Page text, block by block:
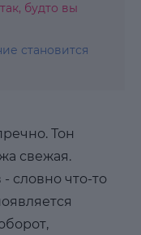
будто вы
становится
Тон
свежая.
словно что-то